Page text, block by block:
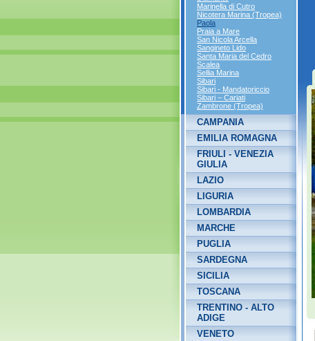
Marinella di Cutro
Nicotera Marina (Tropea)
Paola
Praia a Mare
San Nicola Arcella
Sangineto Lido
Santa Maria del Cedro
Scalea
Sellia Marina
Sibari
Sibari - Mandatoriccio
Sibari – Cariati
Zambrone (Tropea)
CAMPANIA
EMILIA ROMAGNA
FRIULI - VENEZIA
GIULIA
LAZIO
LIGURIA
LOMBARDIA
MARCHE
PUGLIA
SARDEGNA
SICILIA
TOSCANA
TRENTINO - ALTO
ADIGE
VENETO